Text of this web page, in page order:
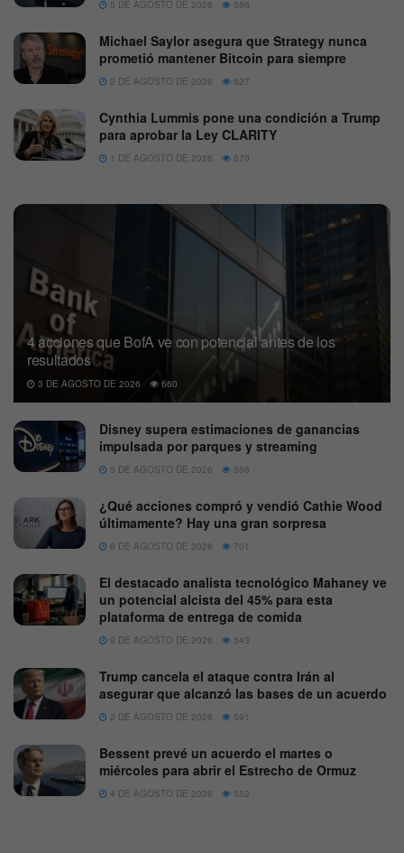
5 DE AGOSTO DE 2026 586
Michael Saylor asegura que Strategy nunca
prometió mantener Bitcoin para siempre
2 DE AGOSTO DE 2026 627
Cynthia Lummis pone una condición a Trump
para aprobar la Ley CLARITY
1 DE AGOSTO DE 2026 670
4 acciones que BofA ve con potencial antes de los
resultados
3 DE AGOSTO DE 2026 660
Disney supera estimaciones de ganancias
impulsada por parques y streaming
5 DE AGOSTO DE 2026 566
¿Qué acciones compró y vendió Cathie Wood
últimamente? Hay una gran sorpresa
6 DE AGOSTO DE 2026 701
El destacado analista tecnológico Mahaney ve
un potencial alcista del 45% para esta
plataforma de entrega de comida
9 DE AGOSTO DE 2026 543
Trump cancela el ataque contra Irán al
asegurar que alcanzó las bases de un acuerdo
2 DE AGOSTO DE 2026 591
Bessent prevé un acuerdo el martes o
miércoles para abrir el Estrecho de Ormuz
4 DE AGOSTO DE 2026 552